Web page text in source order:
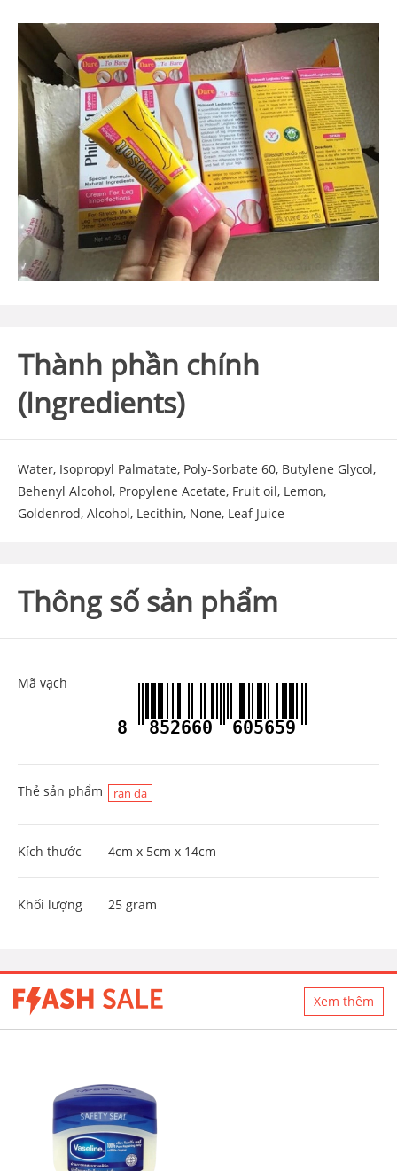
Thành phần chính
(Ingredients)
Water, Isopropyl Palmatate, Poly-Sorbate 60, Butylene Glycol,
Behenyl Alcohol, Propylene Acetate, Fruit oil, Lemon,
Goldenrod, Alcohol, Lecithin, None, Leaf Juice
Thông số sản phẩm
Mã vạch
8 852660 605659
Thẻ sản phẩm rạn da
Kích thước 4cm x 5cm x 14cm
Khối lượng 25 gram
Xem thêm